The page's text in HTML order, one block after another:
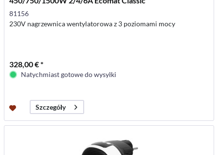
81156
230V nagrzewnica wentylatorowa z 3 poziomami mocy
328,00 € *
Natychmiast gotowe do wysyłki
Szczegóły